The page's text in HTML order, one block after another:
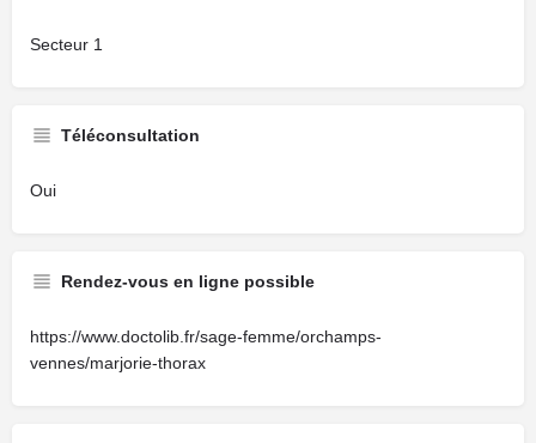
Secteur 1
Téléconsultation
Oui
Rendez-vous en ligne possible
https://www.doctolib.fr/sage-femme/orchamps-
vennes/marjorie-thorax